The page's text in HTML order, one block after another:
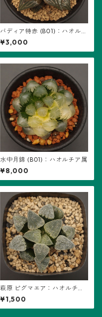
バディア特赤 (B01)：ハオルチ
ア属 ※実生
¥3,000
水中月錦 (B01)：ハオルチア属
¥8,000
萩原 ピグマエア：ハオルチア
属 (B01)
¥1,500